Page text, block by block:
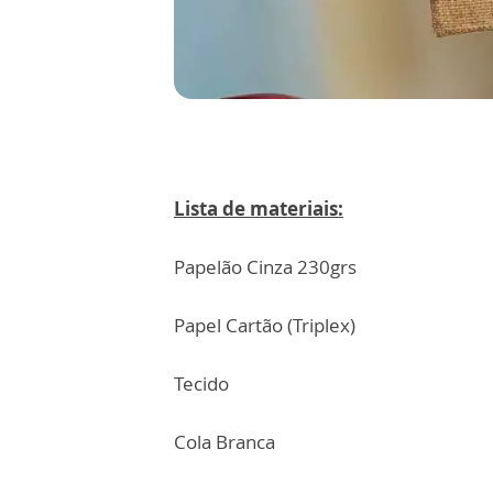
Lista de materiais:
Papelão Cinza 230grs
Papel Cartão (Triplex)
Tecido
Cola Branca